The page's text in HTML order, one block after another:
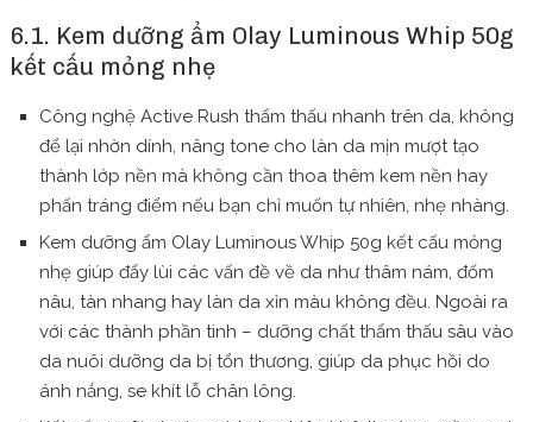
6.1. Kem dưỡng ẩm Olay Luminous Whip 50g
kết cấu mỏng nhẹ
Công nghệ Active Rush thẩm thấu nhanh trên da, không
để lại nhờn dính, nâng tone cho làn da mịn mượt tạo
thành lớp nền mà không cần thoa thêm kem nền hay
phấn tráng điểm nếu bạn chỉ muốn tự nhiên, nhẹ nhàng.
Kem dưỡng ẩm Olay Luminous Whip 50g kết cấu mỏng
nhẹ giúp đẩy lùi các vấn đề về da như thâm nám, đốm
nâu, tàn nhang hay làn da xỉn màu không đều. Ngoài ra
với các thành phần tinh – dưỡng chất thẩm thấu sâu vào
da nuôi dưỡng da bị tổn thương, giúp da phục hồi do
ánh nắng, se khít lỗ chân lông.